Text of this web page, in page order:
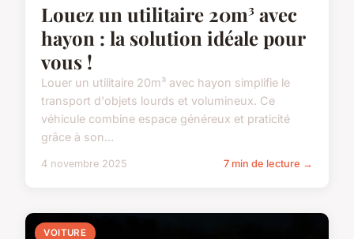
Louez un utilitaire 20m³ avec
hayon : la solution idéale pour
vous !
Louer un utilitaire 20m³ avec hayon simplifie le
transport d'objets lourds et volumineux. Ce
véhicule combine espace généreux et praticité
grâce à son...
4 novembre 2025 7 min de lecture →
VOITURE